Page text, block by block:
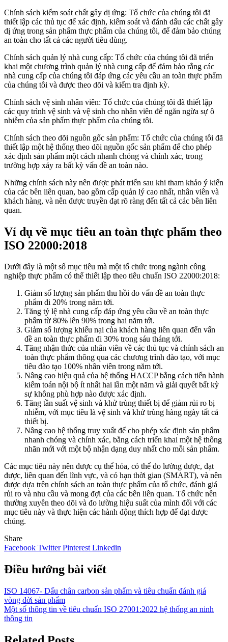
Chính sách kiểm soát chất gây dị ứng: Tổ chức của chúng tôi đã
thiết lập các thủ tục để xác định, kiểm soát và đánh dấu các chất gây
dị ứng trong sản phẩm thực phẩm của chúng tôi, để đảm bảo chúng
an toàn cho tất cả các người tiêu dùng.
Chính sách quản lý nhà cung cấp: Tổ chức của chúng tôi đã triển
khai một chương trình quản lý nhà cung cấp để đảm bảo rằng các
nhà cung cấp của chúng tôi đáp ứng các yêu cầu an toàn thực phẩm
của chúng tôi và được theo dõi và kiểm tra định kỳ.
Chính sách vệ sinh nhân viên: Tổ chức của chúng tôi đã thiết lập
các quy trình vệ sinh và vệ sinh cho nhân viên để ngăn ngừa sự ô
nhiễm của sản phẩm thực phẩm của chúng tôi.
Chính sách theo dõi nguồn gốc sản phẩm: Tổ chức của chúng tôi đã
thiết lập một hệ thống theo dõi nguồn gốc sản phẩm để cho phép
xác định sản phẩm một cách nhanh chóng và chính xác, trong
trường hợp xảy ra bất kỳ vấn đề an toàn nào.
Những chính sách này nên được phát triển sau khi tham khảo ý kiến
của các bên liên quan, bao gồm cấp quản lý cao nhất, nhân viên và
khách hàng, và nên được truyền đạt rõ ràng đến tất cả các bên liên
quan.
Ví dụ về mục tiêu an toàn thực phẩm theo
ISO 22000:2018
Dưới đây là một số mục tiêu mà một tổ chức trong ngành công
nghiệp thực phẩm có thể thiết lập theo tiêu chuẩn ISO 22000:2018:
Giảm số lượng sản phẩm thu hồi do vấn đề an toàn thực
phẩm đi 20% trong năm tới.
Tăng tỷ lệ nhà cung cấp đáp ứng yêu cầu về an toàn thực
phẩm từ 80% lên 90% trong hai năm tới.
Giảm số lượng khiếu nại của khách hàng liên quan đến vấn
đề an toàn thực phẩm đi 30% trong sáu tháng tới.
Tăng nhận thức của nhân viên về các thủ tục và chính sách an
toàn thực phẩm thông qua các chương trình đào tạo, với mục
tiêu đào tạo 100% nhân viên trong năm tới.
Nâng cao hiệu quả của hệ thống HACCP bằng cách tiến hành
kiểm toán nội bộ ít nhất hai lần một năm và giải quyết bất kỳ
sự không phù hợp nào được xác định.
Tăng tần suất vệ sinh và khử trùng thiết bị để giảm rủi ro bị
nhiễm, với mục tiêu là vệ sinh và khử trùng hàng ngày tất cả
thiết bị.
Nâng cao hệ thống truy xuất để cho phép xác định sản phẩm
nhanh chóng và chính xác, bằng cách triển khai một hệ thống
nhãn mới với một bộ nhận dạng duy nhất cho mỗi sản phẩm.
Các mục tiêu này nên được cụ thể hóa, có thể đo lường được, đạt
được, liên quan đến lĩnh vực, và có hạn thời gian (SMART), và nên
được dựa trên chính sách an toàn thực phẩm của tổ chức, đánh giá
rủi ro và nhu cầu và mong đợi của các bên liên quan. Tổ chức nên
thường xuyên theo dõi và đo lường hiệu suất của mình đối với các
mục tiêu này và thực hiện các hành động thích hợp để đạt được
chúng.
Share
Facebook TwitterPinterestLinkedin
Điều hướng bài viết
ISO 14067- Dấu chân carbon sản phẩm và tiêu chuẩn đánh giá
vòng đời sản phẩm
Một số thông tin về tiêu chuẩn ISO 27001:2022 hệ thống an ninh
thông tin